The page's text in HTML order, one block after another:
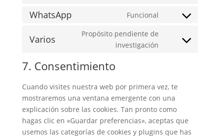
service
WhatsApp Funcional
Consent
service
Varios
Propósito pendiente de
investigación
Consent
7. Consentimiento
Cuando visites nuestra web por primera vez, te
mostraremos una ventana emergente con una
explicación sobre las cookies. Tan pronto como
hagas clic en «Guardar preferencias», aceptas que
usemos las categorías de cookies y plugins que has